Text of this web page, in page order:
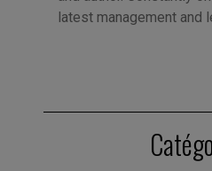
latest management and